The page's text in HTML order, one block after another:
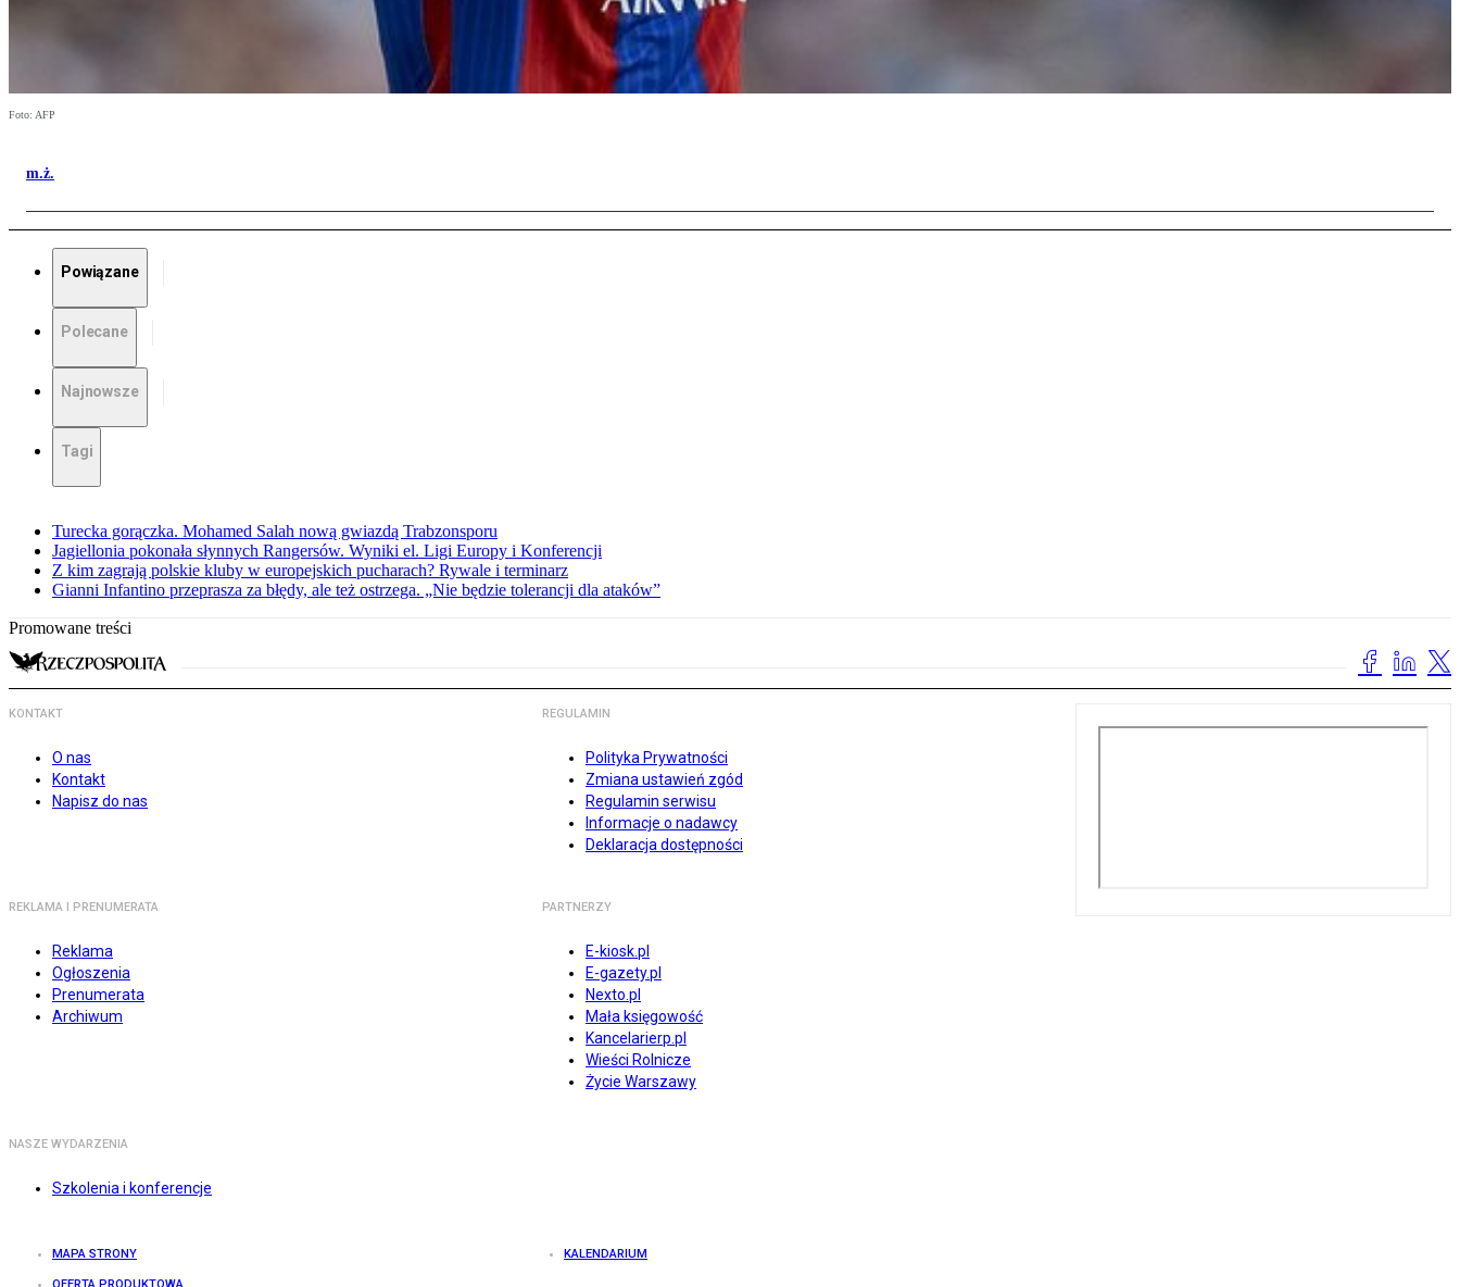
Foto: AFP
m.ż.
Powiązane
Polecane
Najnowsze
Tagi
Turecka gorączka. Mohamed Salah nową gwiazdą Trabzonsporu
Jagiellonia pokonała słynnych Rangersów. Wyniki el. Ligi Europy i Konferencji
Z kim zagrają polskie kluby w europejskich pucharach? Rywale i terminarz
Gianni Infantino przeprasza za błędy, ale też ostrzega. „Nie będzie tolerancji dla ataków”
Promowane treści
KONTAKT
O nas
Kontakt
Napisz do nas
REGULAMIN
Polityka Prywatności
Zmiana ustawień zgód
Regulamin serwisu
Informacje o nadawcy
Deklaracja dostępności
REKLAMA I PRENUMERATA
Reklama
Ogłoszenia
Prenumerata
Archiwum
PARTNERZY
E-kiosk.pl
E-gazety.pl
Nexto.pl
Mała księgowość
Kancelarierp.pl
Wieści Rolnicze
Życie Warszawy
NASZE WYDARZENIA
Szkolenia i konferencje
MAPA STRONY KALENDARIUM